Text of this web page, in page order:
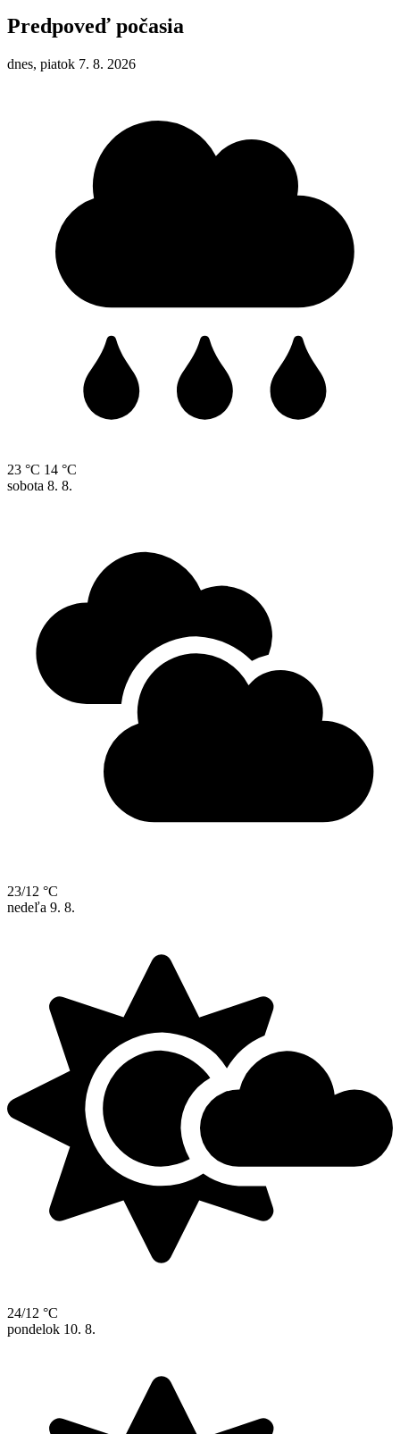
Predpoveď počasia
dnes, piatok 7. 8. 2026
23 °C 14 °C
sobota 8. 8.
23/12 °C
nedeľa 9. 8.
24/12 °C
pondelok 10. 8.